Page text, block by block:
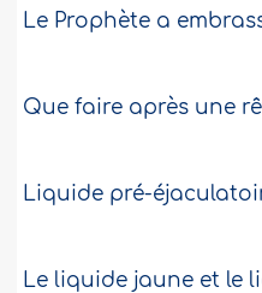
Le Prophète a
Que faire après une
Liquide pré-
Le liquide jaune et le